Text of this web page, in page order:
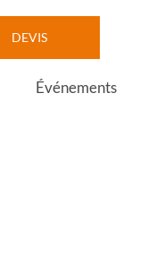
DEVIS
Événements